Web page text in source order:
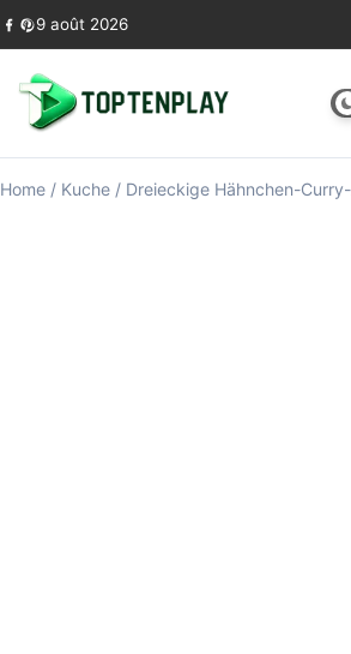
Skip to content
9 août 2026
Home / Kuche / Dreieckige Hähnchen-